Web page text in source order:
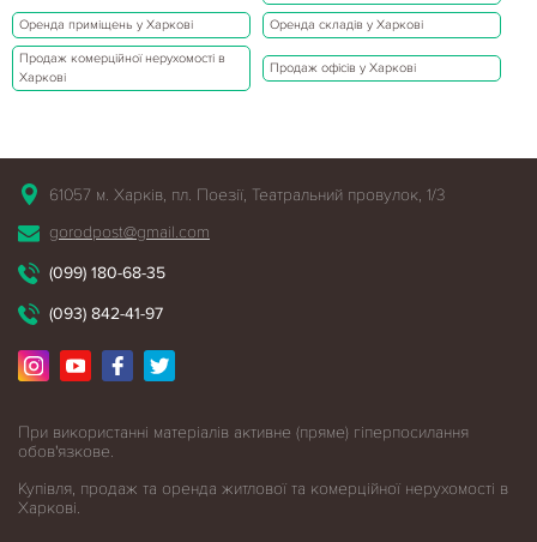
Оренда приміщень у Харкові Оренда складів у Харкові
Продаж комерційної нерухомості в
Харкові
Продаж офісів у Харкові
61057 м. Харків, пл. Поезії, Театральний провулок, 1/3
gorodpost@gmail.com
(099) 180-68-35
(093) 842-41-97
При використанні матеріалів активне (пряме) гіперпосилання
обов'язкове.
Купівля, продаж та оренда житлової та комерційної нерухомості в
Харкові.